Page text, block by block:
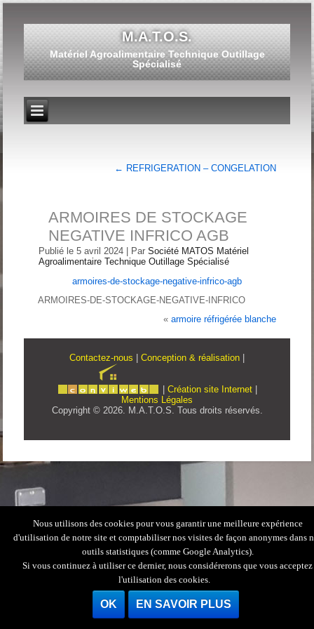
M.A.T.O.S.
Matériel Agroalimentaire Technique Outillage
Spécialisé
← REFRIGERATION – CONGELATION
ARMOIRES DE STOCKAGE
NEGATIVE INFRICO AGB
Publié le 5 avril 2024 Par Société MATOS Matériel
Agroalimentaire Technique Outillage Spécialisé
armoires-de-stockage-negative-infrico-agb
ARMOIRES-DE-STOCKAGE-NEGATIVE-INFRICO
« armoire réfrigérée blanche
Contactez-nous Conception & réalisation
Création site Internet
Mentions Légales
Copyright © 2026. M.A.T.O.S. Tous droits réservés.
Nous utilisons des cookies pour vous garantir une meilleure expérience
d'utilisation de notre site et comptabiliser nos visites de façon anonymes dans
outils statistiques (comme Google Analytics).
Si vous continuez à utiliser ce dernier, nous considérerons que vous acceptez
l'utilisation des cookies.
OK EN SAVOIR PLUS